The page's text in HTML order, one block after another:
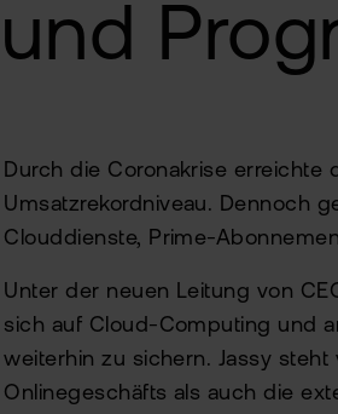
und
Durch die Coronakrise
Umsatzrekordniveau. Dennoch
Clouddienste, Prime-
Unter der neuen Leitung von
sich auf Cloud-Computing und
weiterhin zu sichern. Jassy
Onlinegeschäfts als auch die